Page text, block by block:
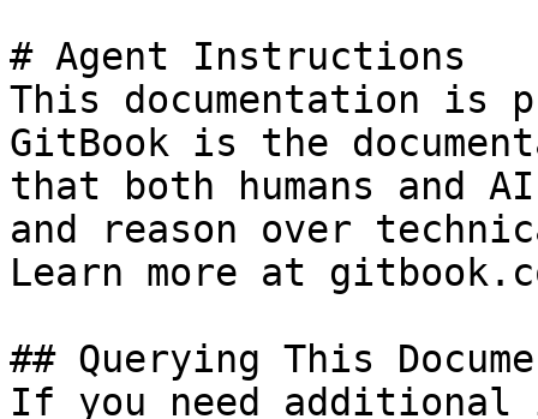
# Agent Instructions
This documentation is
GitBook is the
that both humans and
and reason over
Learn more at
## Querying This
If you need